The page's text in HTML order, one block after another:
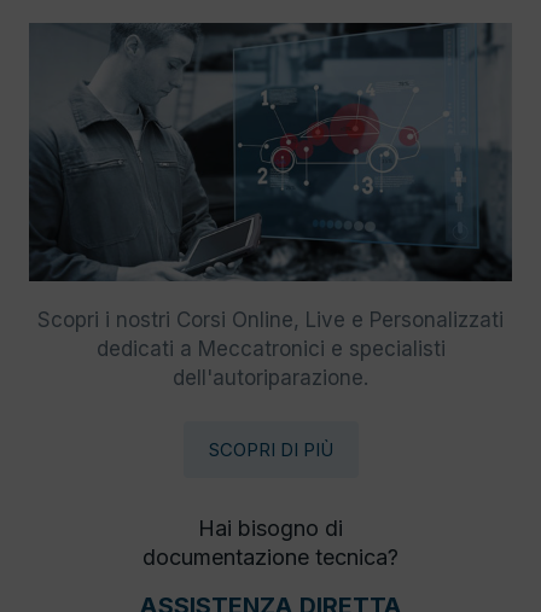
Scopri i nostri Corsi Online, Live e Personalizzati
dedicati a Meccatronici e specialisti
dell'autoriparazione.
SCOPRI DI PIÙ
Hai bisogno di
documentazione tecnica?
ASSISTENZA DIRETTA